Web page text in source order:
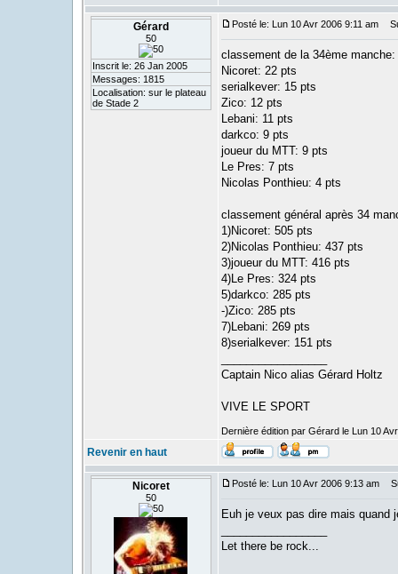
Gérard
50
Inscrit le: 26 Jan 2005
Messages: 1815
Localisation: sur le plateau
de Stade 2
Posté le: Lun 10 Avr 2006 9:11 am
classement de la 34ème manche:
Nicoret: 22 pts
serialkever: 15 pts
Zico: 12 pts
Lebani: 11 pts
darkco: 9 pts
joueur du MTT: 9 pts
Le Pres: 7 pts
Nicolas Ponthieu: 4 pts
classement général après 34
1)Nicoret: 505 pts
2)Nicolas Ponthieu: 437 pts
3)joueur du MTT: 416 pts
4)Le Pres: 324 pts
5)darkco: 285 pts
-)Zico: 285 pts
7)Lebani: 269 pts
8)serialkever: 151 pts
Captain Nico alias Gérard Holtz
VIVE LE SPORT
Dernière édition par Gérard le Lun 10
Revenir en haut
Nicoret
50
Posté le: Lun 10 Avr 2006 9:13 am
Euh je veux pas dire mais quand
Let there be rock...